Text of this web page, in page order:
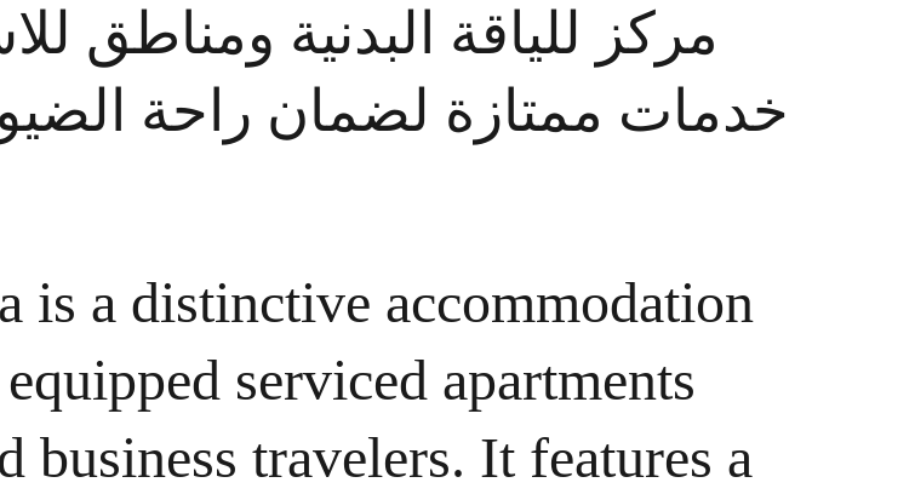
مركز للياقة البدنية ومناطق
خدمات ممتازة لضمان راحة
is a distinctive accommodation
serviced apartments
business travelers. It features a